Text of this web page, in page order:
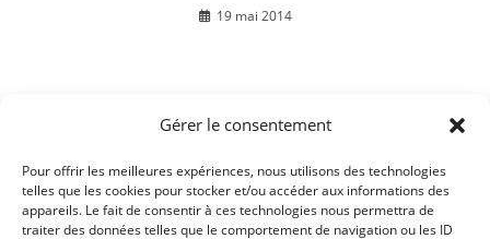
Gérer le consentement
Pour offrir les meilleures expériences, nous utilisons des technologies
telles que les cookies pour stocker et/ou accéder aux informations des
appareils. Le fait de consentir à ces technologies nous permettra de
traiter des données telles que le comportement de navigation ou les ID
19 mai 2014
Soirée dansante 2016 : Association Semons
22 décembre 2016